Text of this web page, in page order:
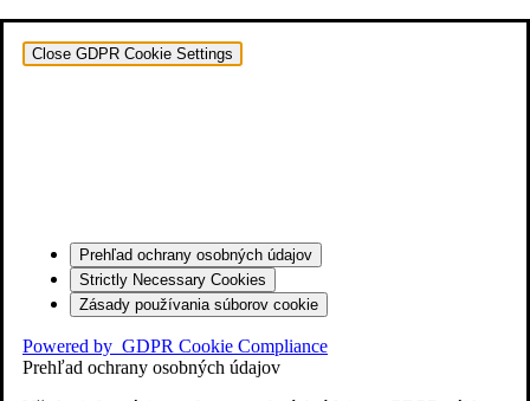
Close GDPR Cookie Settings
Prehľad ochrany osobných údajov
Strictly Necessary Cookies
Zásady používania súborov cookie
Powered by GDPR Cookie Compliance
Prehľad ochrany osobných údajov